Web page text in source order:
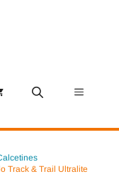
Menú
Track & Trail Ultralite